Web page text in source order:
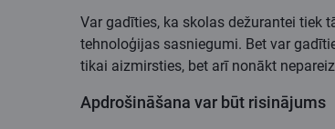
Var gadīties, ka skolas dežurantei tiek
tehnoloģijas sasniegumi. Bet var
tikai aizmirsties, bet arī nonākt
Apdrošināšana var būt risinājums